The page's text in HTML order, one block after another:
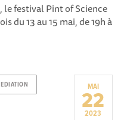
le festival Pint of Science
du 13 au 15 mai, de 19h à
MAI
22
2023